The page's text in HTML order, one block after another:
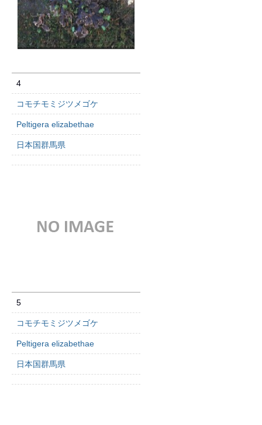
4
コモチモミジツメゴケ
Peltigera elizabethae
日本国群馬県
5
コモチモミジツメゴケ
Peltigera elizabethae
日本国群馬県